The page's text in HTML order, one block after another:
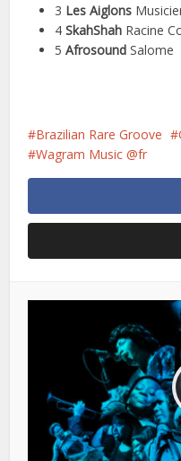
3 Les Aiglons
4SkahShah Racine
5Afrosound Salome
Brazilian Rare Groove
Wagram Music @fr